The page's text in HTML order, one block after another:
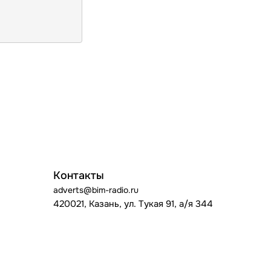
Контакты
adverts@bim-radio.ru
420021, Казань, ул. Тукая 91, а/я 344